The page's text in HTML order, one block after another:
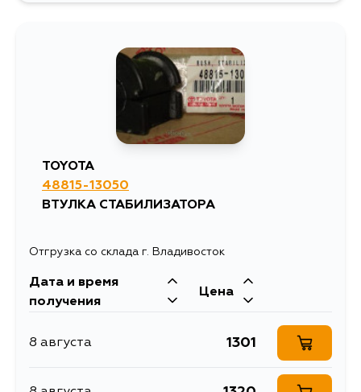
TOYOTA
48815-13050
ВТУЛКА СТАБИЛИЗАТОРА
Отгрузка со склада г. Владивосток
Дата и время
получения
Цена
8 августа 1301